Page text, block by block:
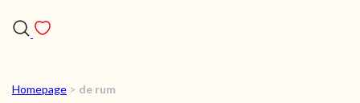
Homepage > de rum